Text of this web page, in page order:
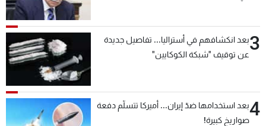
3بعد انكشافهم في أستراليا... تفاصيل جديدة
عن توقيف "شبكة الكوكايين"
4بعد استخدامها ضدّ إيران... أميركا تتسلّم دفعة
صواريخ كبيرة!